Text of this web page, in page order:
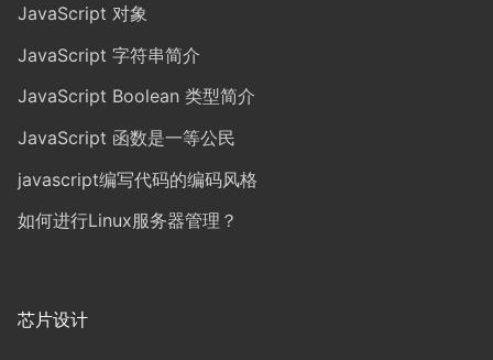
JavaScript 对象
JavaScript 字符串简介
JavaScript Boolean 类型简介
JavaScript 函数是一等公民
javascript编写代码的编码风格
如何进行Linux服务器管理？
芯片设计